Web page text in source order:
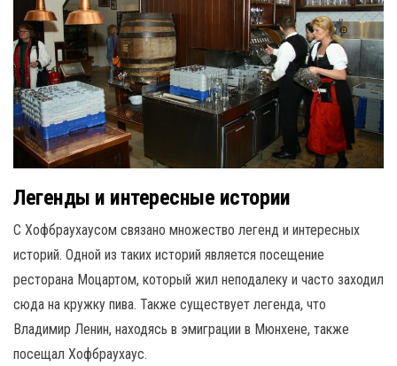
Легенды и интересные истории
С Хофбраухаусом связано множество легенд и интересных
историй. Одной из таких историй является посещение
ресторана Моцартом, который жил неподалеку и часто заходил
сюда на кружку пива. Также существует легенда, что
Владимир Ленин, находясь в эмиграции в Мюнхене, также
посещал Хофбраухаус.